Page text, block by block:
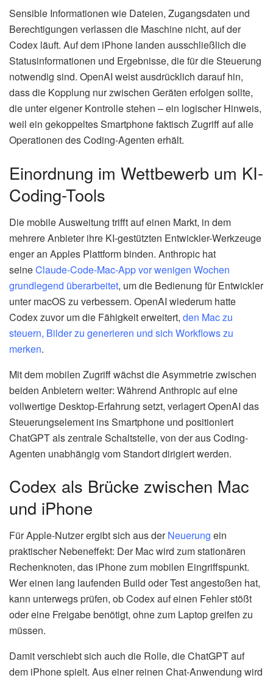
Sensible Informationen wie Dateien, Zugangsdaten und
Berechtigungen verlassen die Maschine nicht, auf der
Codex läuft. Auf dem iPhone landen ausschließlich die
Statusinformationen und Ergebnisse, die für die Steuerung
notwendig sind. OpenAI weist ausdrücklich darauf hin,
dass die Kopplung nur zwischen Geräten erfolgen sollte,
die unter eigener Kontrolle stehen – ein logischer Hinweis,
weil ein gekoppeltes Smartphone faktisch Zugriff auf alle
Operationen des Coding-Agenten erhält.
Einordnung im Wettbewerb um KI-
Coding-Tools
Die mobile Ausweitung trifft auf einen Markt, in dem
mehrere Anbieter ihre KI-gestützten Entwickler-Werkzeuge
enger an Apples Plattform binden. Anthropic hat
seineClaude-Code-Mac-App vor wenigen Wochen
grundlegend überarbeitet, um die Bedienung für Entwickler
unter macOS zu verbessern. OpenAI wiederum hatte
Codex zuvor um die Fähigkeit erweitert, den Mac zu
steuern, Bilder zu generieren und sich Workflows zu
merken.
Mit dem mobilen Zugriff wächst die Asymmetrie zwischen
beiden Anbietern weiter: Während Anthropic auf eine
vollwertige Desktop-Erfahrung setzt, verlagert OpenAI das
Steuerungselement ins Smartphone und positioniert
ChatGPT als zentrale Schaltstelle, von der aus Coding-
Agenten unabhängig vom Standort dirigiert werden.
Codex als Brücke zwischen Mac
und iPhone
Für Apple-Nutzer ergibt sich aus derNeuerung ein
praktischer Nebeneffekt: Der Mac wird zum stationären
Rechenknoten, das iPhone zum mobilen Eingriffspunkt.
Wer einen lang laufenden Build oder Test angestoßen hat,
kann unterwegs prüfen, ob Codex auf einen Fehler stößt
oder eine Freigabe benötigt, ohne zum Laptop greifen zu
müssen.
Damit verschiebt sich auch die Rolle, die ChatGPT auf
dem iPhone spielt. Aus einer reinen Chat-Anwendung wird